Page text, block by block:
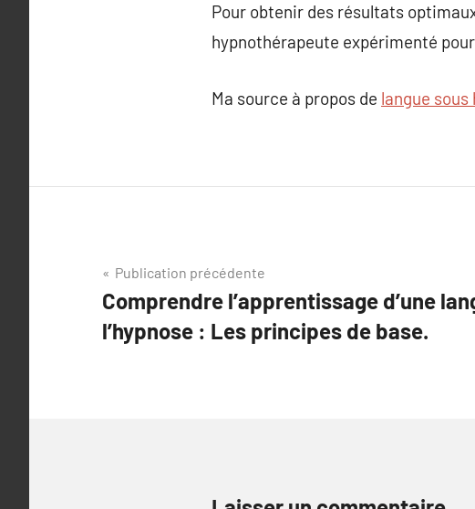
Pour obtenir des résultats
hypnothérapeute expérimenté
Ma source à propos de langue
Navigation
de
l’article
Publication précédente
Comprendre l’apprentissage d’une
l’hypnose : Les principes de base.